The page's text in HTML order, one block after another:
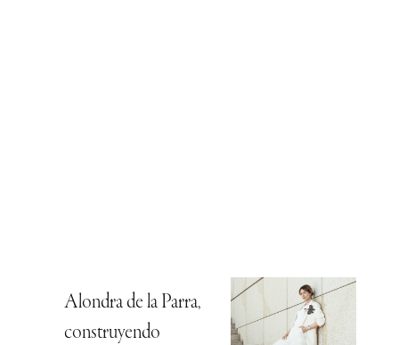
Alondra de la Parra,
construyendo